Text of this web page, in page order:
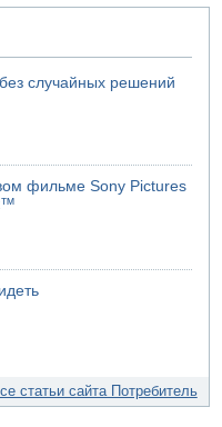
случайных решений
фильме Sony Pictures
статьи сайта Потребитель